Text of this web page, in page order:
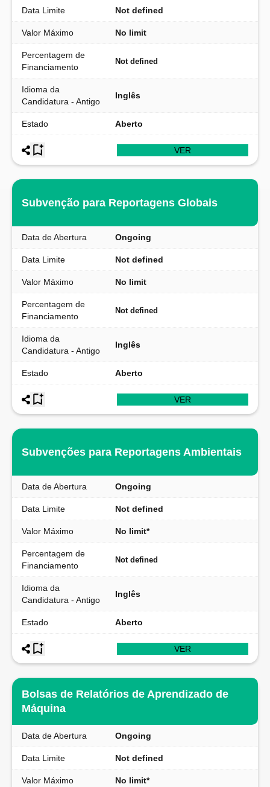
Data Limite Not defined
Valor Máximo No limit
Percentagem de
Financiamento
Not defined
Idioma da
Candidatura - Antigo
Inglês
Estado Aberto
VER
Subvenção para Reportagens Globais
Data de Abertura Ongoing
Data Limite Not defined
Valor Máximo No limit
Percentagem de
Financiamento
Not defined
Idioma da
Candidatura - Antigo
Inglês
Estado Aberto
VER
Subvenções para Reportagens Ambientais
Data de Abertura Ongoing
Data Limite Not defined
Valor Máximo No limit*
Percentagem de
Financiamento
Not defined
Idioma da
Candidatura - Antigo
Inglês
Estado Aberto
VER
Bolsas de Relatórios de Aprendizado de
Máquina
Data de Abertura Ongoing
Data Limite Not defined
Valor Máximo No limit*